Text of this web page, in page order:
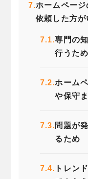
7.ホームペー
依頼した方
7.1.専門の
行うため
7.2.ホーム
や保守
7.3.問題が
るため
7.4. トレン